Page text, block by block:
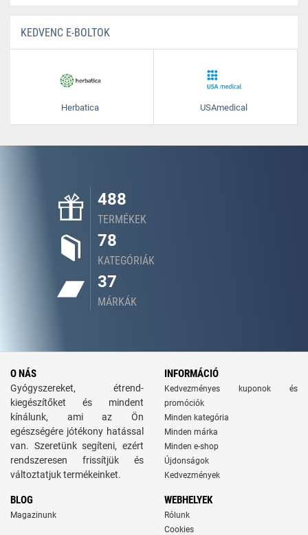
KEDVENC E-BOLTOK
Herbatica USAmedical
488
TERMÉKEK
78
KATEGÓRIÁK
37
MÁRKÁK
O NÁS
Gyógyszereket, étrend-
kiegészítőket és mindent
kínálunk, ami az Ön
egészségére jótékony hatással
van. Szeretünk segíteni, ezért
rendszeresen frissítjük és
változtatjuk termékeinket.
INFORMÁCIÓ
Kedvezményes kuponok és
promóciók
Minden kategória
Minden márka
Minden e-shop
Újdonságok
Kedvezmények
BLOG
Magazinunk
WEBHELYEK
Rólunk
Cookies